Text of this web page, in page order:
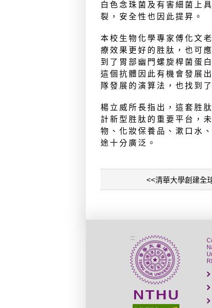
白色念珠菌及有害細菌上
裂，安全性也因此提昇。
本校生物化學專家傅化文
療效果更好的胜肽，也可
到了胃部幽門螺旋桿菌蛋
這個抗體因此有機會發展
隊發展的演算法，也找到
楊立威所長指出，這套胜
計新型胜肽的重要平台，
物、化妝保養品、漱口水
途十分廣泛。
<<清華大學創建全
:::